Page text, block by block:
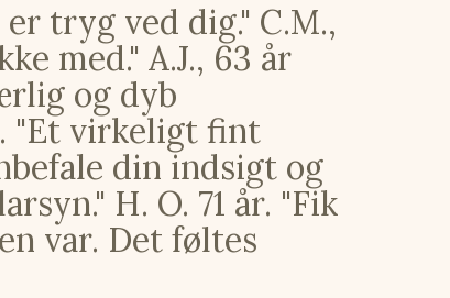
tryg ved dig." C.M.,
med." A.J., 63 år
og dyb
"Et virkeligt fint
din indsigt og
H. O. 71 år. "Fik
var. Det føltes